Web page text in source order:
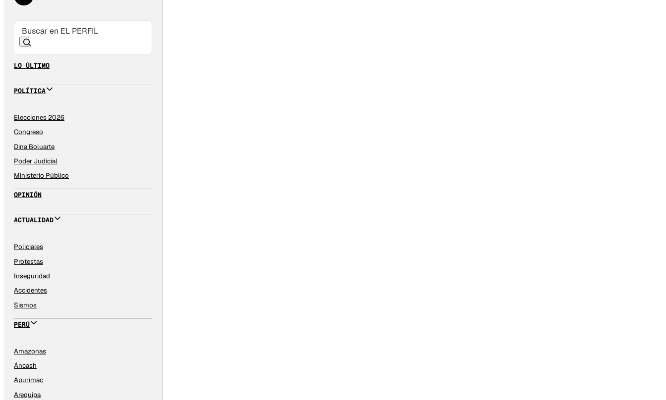
LO ÚLTIMO
POLÍTICA
Elecciones 2026
Congreso
Dina Boluarte
Poder Judicial
Ministerio Público
OPINIÓN
ACTUALIDAD
Policiales
Protestas
Inseguridad
Accidentes
Sismos
PERÚ
Amazonas
Áncash
Apurímac
Arequipa